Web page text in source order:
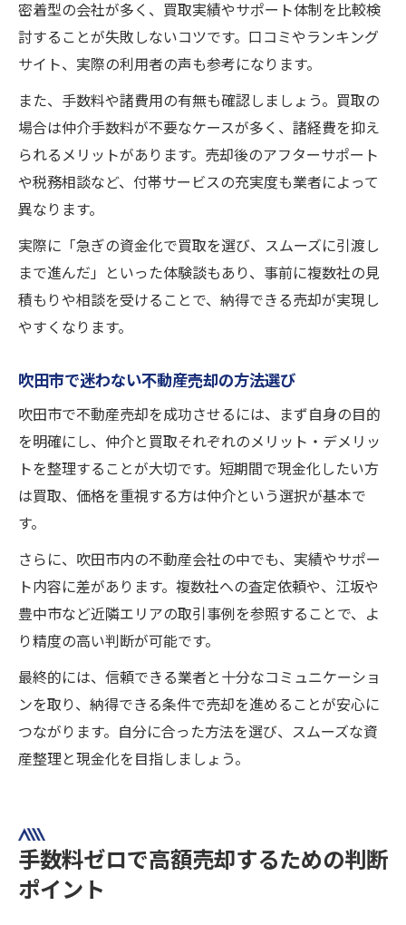
密着型の会社が多く、買取実績やサポート体制を比較検
討することが失敗しないコツです。口コミやランキング
サイト、実際の利用者の声も参考になります。
また、手数料や諸費用の有無も確認しましょう。買取の
場合は仲介手数料が不要なケースが多く、諸経費を抑え
られるメリットがあります。売却後のアフターサポート
や税務相談など、付帯サービスの充実度も業者によって
異なります。
実際に「急ぎの資金化で買取を選び、スムーズに引渡し
まで進んだ」といった体験談もあり、事前に複数社の見
積もりや相談を受けることで、納得できる売却が実現し
やすくなります。
吹田市で迷わない不動産売却の方法選び
吹田市で不動産売却を成功させるには、まず自身の目的
を明確にし、仲介と買取それぞれのメリット・デメリッ
トを整理することが大切です。短期間で現金化したい方
は買取、価格を重視する方は仲介という選択が基本で
す。
さらに、吹田市内の不動産会社の中でも、実績やサポー
ト内容に差があります。複数社への査定依頼や、江坂や
豊中市など近隣エリアの取引事例を参照することで、よ
り精度の高い判断が可能です。
最終的には、信頼できる業者と十分なコミュニケーショ
ンを取り、納得できる条件で売却を進めることが安心に
つながります。自分に合った方法を選び、スムーズな資
産整理と現金化を目指しましょう。
手数料ゼロで高額売却するための判断
ポイント